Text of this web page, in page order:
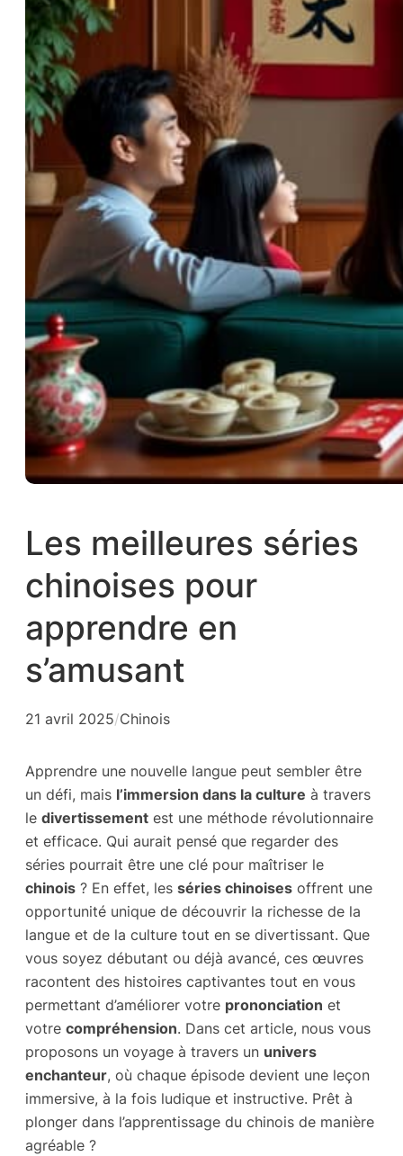
Les meilleures séries
chinoises pour
apprendre en
s’amusant
21 avril 2025/Chinois
Apprendre une nouvelle langue peut sembler être
un défi, mais l’immersion dans la culture à travers
le divertissement est une méthode révolutionnaire
et efficace. Qui aurait pensé que regarder des
séries pourrait être une clé pour maîtriser le
chinois ? En effet, les séries chinoises offrent une
opportunité unique de découvrir la richesse de la
langue et de la culture tout en se divertissant. Que
vous soyez débutant ou déjà avancé, ces œuvres
racontent des histoires captivantes tout en vous
permettant d’améliorer votre prononciation et
votre compréhension. Dans cet article, nous vous
proposons un voyage à travers un univers
enchanteur, où chaque épisode devient une leçon
immersive, à la fois ludique et instructive. Prêt à
plonger dans l’apprentissage du chinois de manière
agréable ?